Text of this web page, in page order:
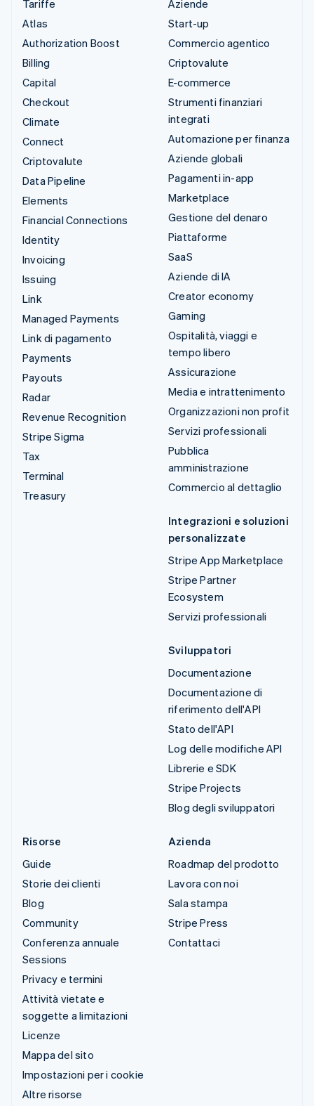
Tariffe
Atlas
Authorization Boost
Billing
Capital
Checkout
Climate
Connect
Criptovalute
Data Pipeline
Elements
Financial Connections
Identity
Invoicing
Issuing
Link
Managed Payments
Link di pagamento
Payments
Payouts
Radar
Revenue Recognition
Stripe Sigma
Tax
Terminal
Treasury
Aziende
Start-up
Commercio agentico
Criptovalute
E-commerce
Strumenti finanziari
integrati
Automazione per finanza
Aziende globali
Pagamenti in-app
Marketplace
Gestione del denaro
Piattaforme
SaaS
Aziende di IA
Creator economy
Gaming
Ospitalità, viaggi e
tempo libero
Assicurazione
Media e intrattenimento
Organizzazioni non profit
Servizi professionali
Pubblica
amministrazione
Commercio al dettaglio
Integrazioni e soluzioni
personalizzate
Stripe App Marketplace
Stripe Partner
Ecosystem
Servizi professionali
Sviluppatori
Documentazione
Documentazione di
riferimento dell'API
Stato dell'API
Log delle modifiche API
Librerie e SDK
Stripe Projects
Blog degli sviluppatori
Risorse
Guide
Storie dei clienti
Blog
Community
Conferenza annuale
Sessions
Privacy e termini
Attività vietate e
soggette a limitazioni
Licenze
Mappa del sito
Impostazioni per i cookie
Altre risorse
Azienda
Roadmap del prodotto
Lavora con noi
Sala stampa
Stripe Press
Contattaci